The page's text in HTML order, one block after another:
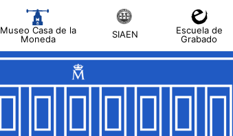
Museo Casa de la
Moneda
SIAEN
Escuela de
Grabado